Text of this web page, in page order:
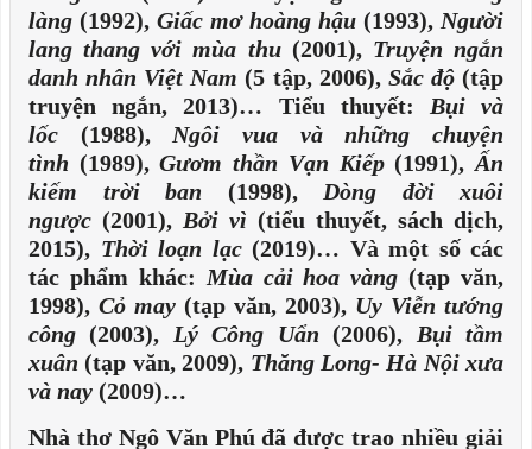
làng (1992), Giấc mơ hoàng hậu (1993), Người
lang thang với mùa thu(2001), Truyện ngắn
danh nhân Việt Nam (5 tập, 2006), Sắc độ(tập
truyện ngắn, 2013)… Tiểu thuyết: Bụi và
lốc (1988), Ngôi vua và những chuyện
tình (1989),Gươm thần Vạn Kiếp(1991),Ấn
kiếm trời ban (1998), Dòng đời xuôi
ngược (2001), Bởi vì (tiểu thuyết, sách dịch,
2015), Thời loạn lạc(2019)… Và một số các
tác phẩm khác: Mùa cải hoa vàng (tạp văn,
1998), Cỏ may (tạp văn, 2003), Uy Viễn tướng
công (2003), Lý Công Uẩn (2006), Bụi tầm
xuân (tạp văn, 2009), Thăng Long- Hà Nội xưa
và nay (2009)…
Nhà thơ Ngô Văn Phú đã được trao nhiều giải